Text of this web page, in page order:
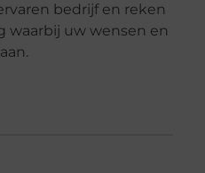
bedrijf en reken
waarbij uw wensen en